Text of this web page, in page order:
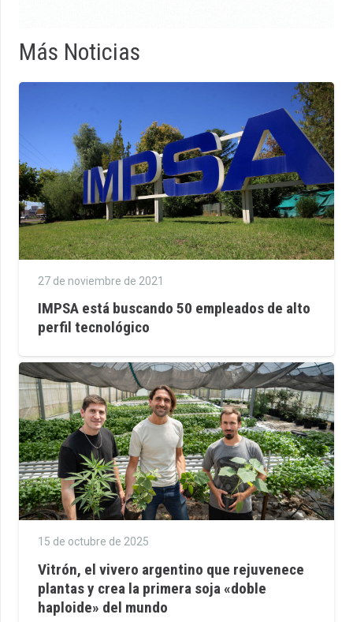
Más Noticias
27 de noviembre de 2021
IMPSA está buscando 50 empleados de alto
perfil tecnológico
15 de octubre de 2025
Vitrón, el vivero argentino que rejuvenece
plantas y crea la primera soja «doble
haploide» del mundo